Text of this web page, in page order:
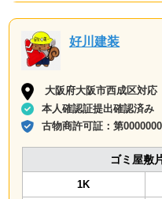
好川建装
大阪府大阪市西成区対応
本人確認証提出確認済み
古物商許可証：第
ゴミ屋敷
1K